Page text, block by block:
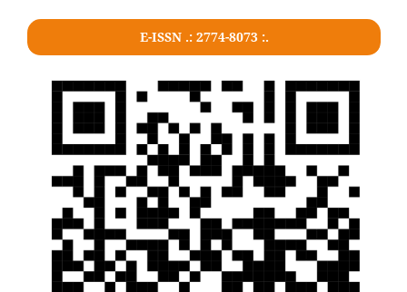
E-ISSN .: 2774-8073 :.